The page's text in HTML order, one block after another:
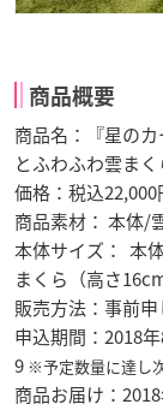
商品概要
商品名：『星の
とふわふわ雲まく
価格：税込22,000
商品素材： 本体/
本体サイズ： 本
まくら（高さ
販売方法：事前
申込期間：2018
9 ※予定数量に達し
商品お届け：